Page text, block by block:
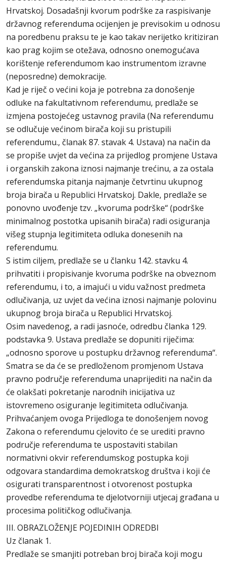
Hrvatskoj. Dosadašnji kvorum podrške za raspisivanje
državnog referenduma ocijenjen je previsokim u odnosu
na poredbenu praksu te je kao takav nerijetko kritiziran
kao prag kojim se otežava, odnosno onemogućava
korištenje referendumom kao instrumentom izravne
(neposredne) demokracije.
Kad je riječ o većini koja je potrebna za donošenje
odluke na fakultativnom referendumu, predlaže se
izmjena postojećeg ustavnog pravila (Na referendumu
se odlučuje većinom birača koji su pristupili
referendumu., članak 87. stavak 4. Ustava) na način da
se propiše uvjet da većina za prijedlog promjene Ustava
i organskih zakona iznosi najmanje trećinu, a za ostala
referendumska pitanja najmanje četvrtinu ukupnog
broja birača u Republici Hrvatskoj. Dakle, predlaže se
ponovno uvođenje tzv. „kvoruma podrške“ (podrške
minimalnog postotka upisanih birača) radi osiguranja
višeg stupnja legitimiteta odluka donesenih na
referendumu.
S istim ciljem, predlaže se u članku 142. stavku 4.
prihvatiti i propisivanje kvoruma podrške na obveznom
referendumu, i to, a imajući u vidu važnost predmeta
odlučivanja, uz uvjet da većina iznosi najmanje polovinu
ukupnog broja birača u Republici Hrvatskoj.
Osim navedenog, a radi jasnoće, odredbu članka 129.
podstavka 9. Ustava predlaže se dopuniti riječima:
„odnosno sporove u postupku državnog referenduma“.
Smatra se da će se predloženom promjenom Ustava
pravno područje referenduma unaprijediti na način da
će olakšati pokretanje narodnih inicijativa uz
istovremeno osiguranje legitimiteta odlučivanja.
Prihvaćanjem ovoga Prijedloga te donošenjem novog
Zakona o referendumu cjelovito će se urediti pravno
područje referenduma te uspostaviti stabilan
normativni okvir referendumskog postupka koji
odgovara standardima demokratskog društva i koji će
osigurati transparentnost i otvorenost postupka
provedbe referenduma te djelotvorniji utjecaj građana u
procesima političkog odlučivanja.
III. OBRAZLOŽENJE POJEDINIH ODREDBI
Uz članak 1.
Predlaže se smanjiti potreban broj birača koji mogu